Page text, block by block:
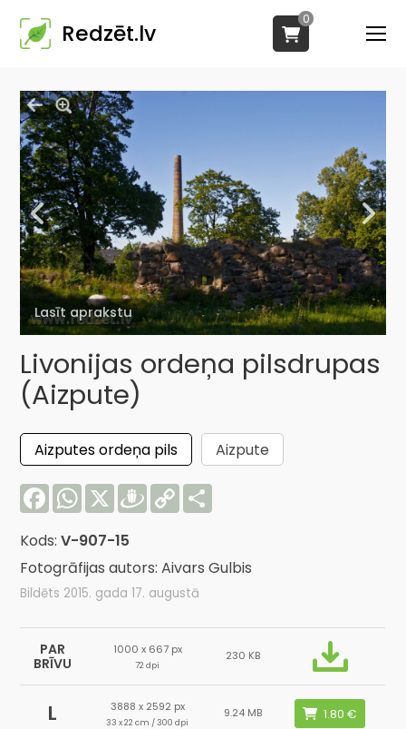
Redzēt.lv
0
Lasīt aprakstu
Livonijas ordeņa pilsdrupas
(Aizpute)
Aizputes ordeņa pils
Aizpute
FacebookWhatsApp
X Draugiem
Copy
Link
Kods:V-907-15
Fotogrāfijas autors: Aivars Gulbis
Bildēts 2015. gada 17. augustā
PAR
BRĪVU
1000 x 667 px
72 dpi
230 KB
L 3888 x 2592 px
33 x 22 cm / 300 dpi
9.24 MB